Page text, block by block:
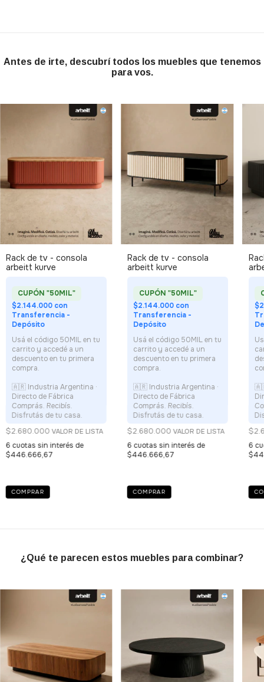
Antes de irte, descubrí todos los muebles que tenemos
para vos.
Rack de tv - consola
arbeitt kurve
$2.680.000
$2.144.000 con
Transferencia -
Depósito
6 cuotas sin interés de
$446.666,67
COMPRAR
Rack de tv - consola
arbeitt kurve
$2.680.000
$2.144.000 con
Transferencia -
Depósito
6 cuotas sin interés de
$446.666,67
COMPRAR
6
¿Qué te parecen estos muebles para combinar?